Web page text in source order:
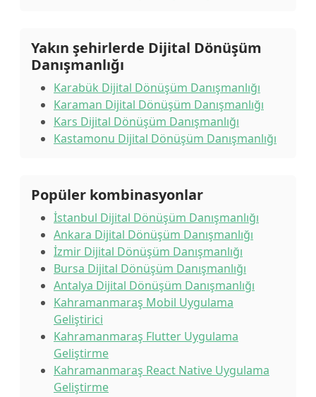
Yakın şehirlerde Dijital Dönüşüm
Danışmanlığı
Karabük Dijital Dönüşüm Danışmanlığı
Karaman Dijital Dönüşüm Danışmanlığı
Kars Dijital Dönüşüm Danışmanlığı
Kastamonu Dijital Dönüşüm Danışmanlığı
Popüler kombinasyonlar
İstanbul Dijital Dönüşüm Danışmanlığı
Ankara Dijital Dönüşüm Danışmanlığı
İzmir Dijital Dönüşüm Danışmanlığı
Bursa Dijital Dönüşüm Danışmanlığı
Antalya Dijital Dönüşüm Danışmanlığı
Kahramanmaraş Mobil Uygulama
Geliştirici
Kahramanmaraş Flutter Uygulama
Geliştirme
Kahramanmaraş React Native Uygulama
Geliştirme